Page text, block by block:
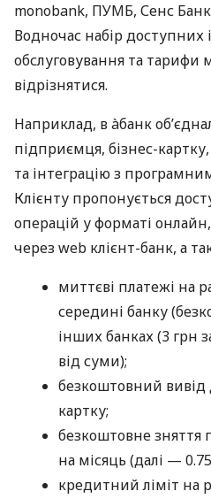
monobank, ПУМБ, Сенс
Водночас набір доступних
обслуговування та тарифи
відрізнятися.
Наприклад, в àбанк
підприємця, бізнес-
та інтеграцію з
Клієнту пропонується
операцій у форматі
через web клієнт-банк, а
миттєві платежі на
середині банку
інших банках (3 грн
від суми);
безкоштовний вивід
картку;
безкоштовне зняття
на місяць (далі —
кредитний ліміт на